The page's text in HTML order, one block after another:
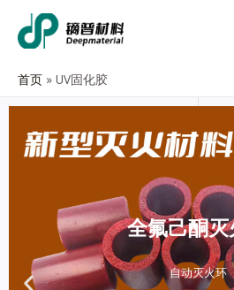
首页 UV固化胶
全氟己酮
自动灭火环